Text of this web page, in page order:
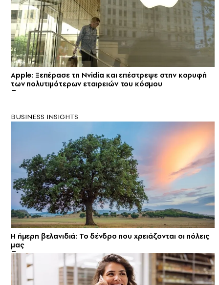
Apple: Ξεπέρασε τη Nvidia και επέστρεψε στην κορυφή
των πολυτιμότερων εταιρειών του κόσμου
BUSINESS INSIGHTS
Η ήμερη βελανιδιά: Το δένδρο που χρειάζονται οι πόλεις
μας